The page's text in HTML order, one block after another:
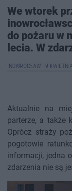
We wtorek
do pożaru w
lecia. W
INOWROCŁAW 9
Aktualnie na
parterze, a także
Oprócz straży
pogotowie
informacji, jedna
zdarzenia nie są